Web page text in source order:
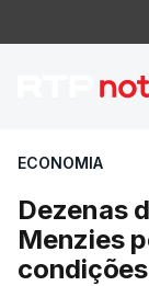
ECONOMIA
Dezenas
Menzies
condições